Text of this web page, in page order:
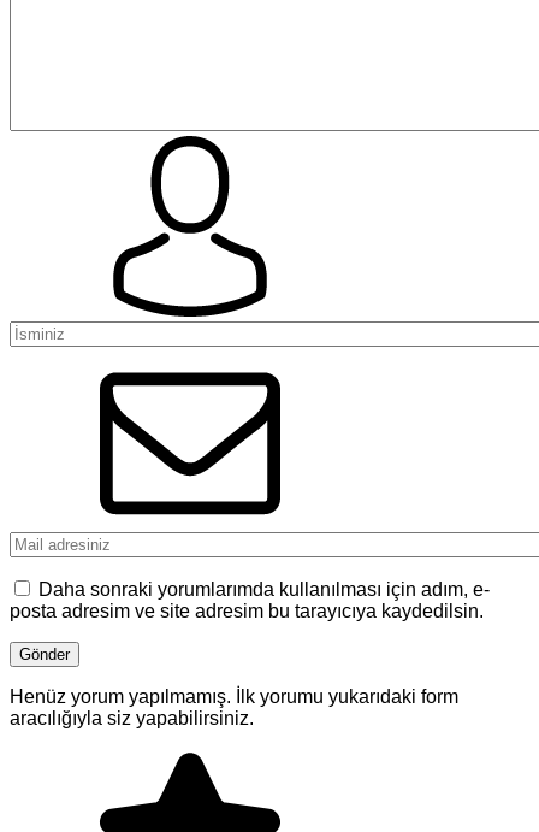
Daha sonraki yorumlarımda kullanılması için adım, e-
posta adresim ve site adresim bu tarayıcıya kaydedilsin.
Henüz yorum yapılmamış. İlk yorumu yukarıdaki form
aracılığıyla siz yapabilirsiniz.